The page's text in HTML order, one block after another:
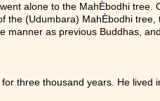
alone to the MahÈbodhi tree.
(Udumbara) MahÈbodhi
as previous Buddhas,
three thousand years. He lived